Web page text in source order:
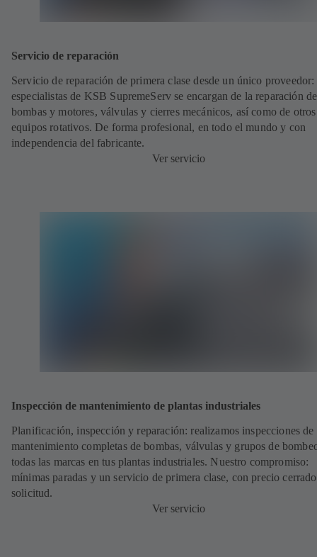
Servicio de reparación
Servicio de reparación de primera clase desde un único proveedor:
especialistas de KSB SupremeServ se encargan de la reparación
bombas y motores, válvulas y cierres mecánicos, así como de otros
equipos rotativos. De forma profesional, en todo el mundo y con
independencia del fabricante.
Ver servicio
Inspección de mantenimiento de plantas industriales
Planificación, inspección y reparación: realizamos inspecciones de
mantenimiento completas de bombas, válvulas y grupos de
todas las marcas en tus plantas industriales. Nuestro compromiso:
mínimas paradas y un servicio de primera clase, con precio
solicitud.
Ver servicio